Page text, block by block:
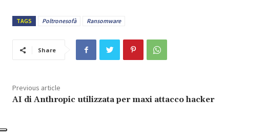
TAGS Poltronesofà Ransomware
Share
Previous article
AI di Anthropic utilizzata per maxi attacco hacker